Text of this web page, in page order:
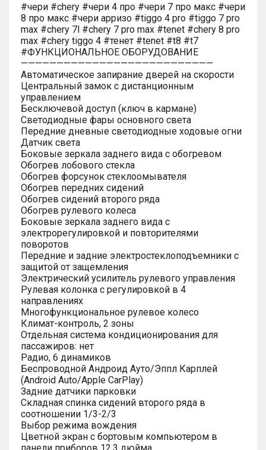
#чери #chery #чери 4 про #чери 7 про макс #чери
8 про макс #чери арризо #tiggo 4 pro #tiggo 7 pro
max #chery 7l #chery 7 pro max #tenet #chery 8 pro
max #chery tiggo 4 #тенет #tenet #t8 #t7
#ФУНКЦИОНАЛЬНОЕ ОБОРУДОВАНИЕ
———————————————————————————
Автоматическое запирание дверей на скорости
Центральный замок с дистанционным
управлением
Бесключевой доступ (ключ в кармане)
Светодиодные фары основного света
Передние дневные светодиодные ходовые огни
Датчик света
Боковые зеркала заднего вида с обогревом
Обогрев лобового стекла
Обогрев форсунок стеклоомывателя
Обогрев передних сидений
Обогрев сидений второго ряда
Обогрев рулевого колеса
Боковые зеркала заднего вида с
электрорегулировкой и повторителями
поворотов
Передние и задние электростеклоподъемники с
защитой от защемления
Электрический усилитель рулевого управления
Рулевая колонка с регулировкой в 4
направлениях
Многофункциональное рулевое колесо
Климат-контроль, 2 зоны
Отдельная система кондиционирования для
пассажиров: нет
Радио, 6 динамиков
Беспроводной Андроид Ауто/Эппл Карплей
(Android Auto/Apple CarPlay)
Задние датчики парковки
Складная спинка сидений второго ряда в
соотношении 1/3-2/3
Выбор режима вождения
Цветной экран с бортовым компьютером в
панели приборов 12.3 дюйма